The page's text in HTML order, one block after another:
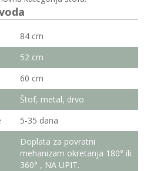
84 cm
52 cm
60 cm
Štof, metal, drvo
5-35 dana
Doplata za povratni
mehanizam okretanja 180° ili
360° , NA UPIT.